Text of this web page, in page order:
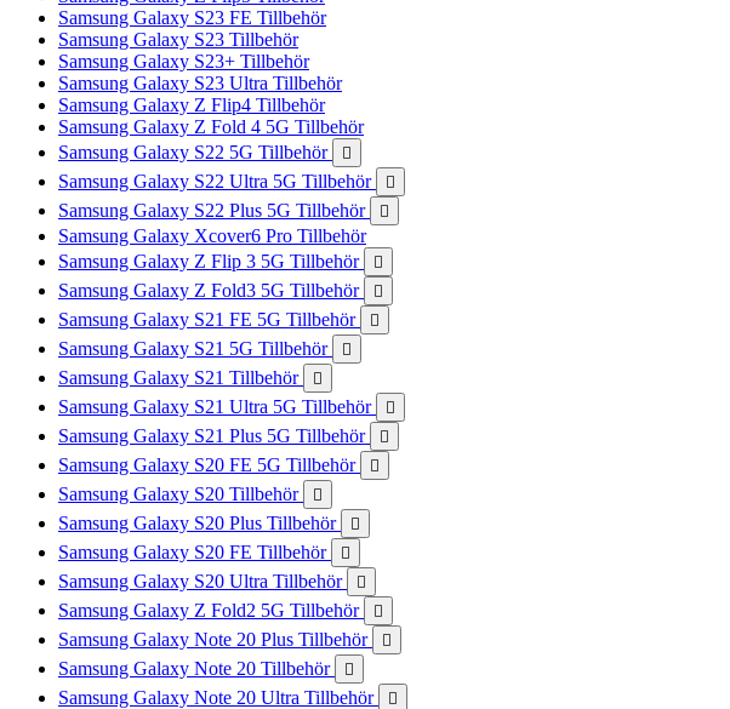
Samsung Galaxy S23 FE Tillbehör
Samsung Galaxy S23 Tillbehör
Samsung Galaxy S23+ Tillbehör
Samsung Galaxy S23 Ultra Tillbehör
Samsung Galaxy Z Flip4 Tillbehör
Samsung Galaxy Z Fold 4 5G Tillbehör
Samsung Galaxy S22 5G Tillbehör

Samsung Galaxy S22 Ultra 5G Tillbehör 
Samsung Galaxy S22 Plus 5G Tillbehör 
Samsung Galaxy Xcover6 Pro Tillbehör
Samsung Galaxy Z Flip 3 5G Tillbehör

Samsung Galaxy Z Fold3 5G Tillbehör 
Samsung Galaxy S21 FE 5G Tillbehör 
Samsung Galaxy S21 5G Tillbehör 
Samsung Galaxy S21 Tillbehör 
Samsung Galaxy S21 Ultra 5G Tillbehör 
Samsung Galaxy S21 Plus 5G Tillbehör 
Samsung Galaxy S20 FE 5G Tillbehör 
Samsung Galaxy S20 Tillbehör 
Samsung Galaxy S20 Plus Tillbehör 
Samsung Galaxy S20 FE Tillbehör 
Samsung Galaxy S20 Ultra Tillbehör 
Samsung Galaxy Z Fold2 5G Tillbehör 
Samsung Galaxy Note 20 Plus Tillbehör 
Samsung Galaxy Note 20 Tillbehör 
Samsung Galaxy Note 20 Ultra Tillbehör 